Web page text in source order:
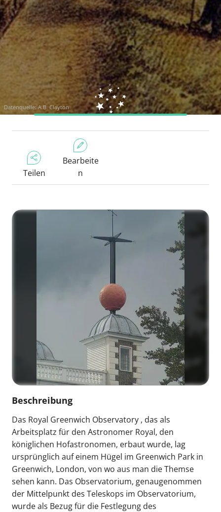
Datenquelle: A.B. Clayton
Teilen
Bearbeite
n
Beschreibung
Das Royal Greenwich Observatory , das als
Arbeitsplatz für den Astronomer Royal, den
königlichen Hofastronomen, erbaut wurde, lag
ursprünglich auf einem Hügel im Greenwich Park in
Greenwich, London, von wo aus man die Themse
sehen kann. Das Observatorium, genaugenommen
der Mittelpunkt des Teleskops im Observatorium,
wurde als Bezug für die Festlegung des